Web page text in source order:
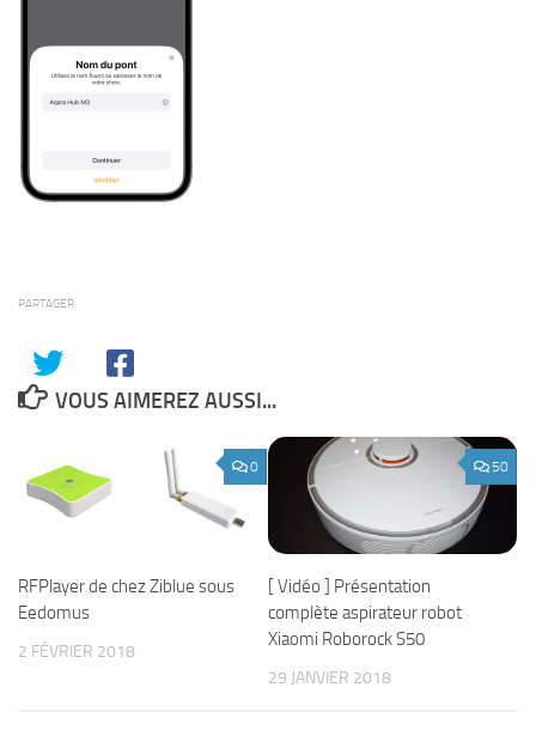
PARTAGER
VOUS AIMEREZ AUSSI...
0
RFPlayer de chez Ziblue sous
Eedomus
2 FÉVRIER 2018
50
[ Vidéo ] Présentation
complète aspirateur robot
Xiaomi Roborock S50
29 JANVIER 2018